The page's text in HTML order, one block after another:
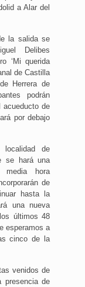
a Alar del
la salida se
Delibes
‘Mi querida
de Castilla
Herrera de
podrán
de
por debajo
de
se hará una
media hora
de
hasta la
una nueva
últimos 48
esperamos a
cinco de la
venidos de
presencia de